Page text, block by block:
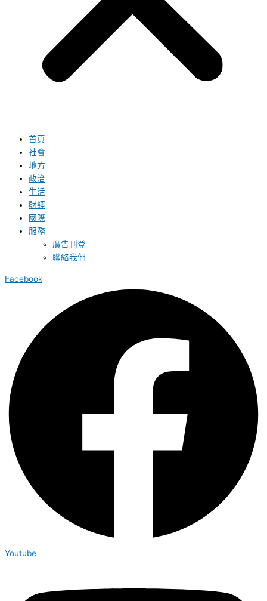
首頁
社會
地方
政治
生活
財經
國際
服務
廣告刊登
聯絡我們
Facebook
Youtube